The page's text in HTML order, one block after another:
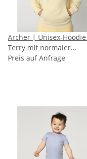
Archer | Unisex-Hoodie aus
Terry mit normaler
Passform
Preis auf Anfrage